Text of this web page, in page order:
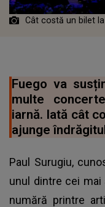
Cât costă un bilet
Fuego va
multe
iarnă. Iată cât
ajunge
Paul Surugiu,
unul dintre cei
numără printre